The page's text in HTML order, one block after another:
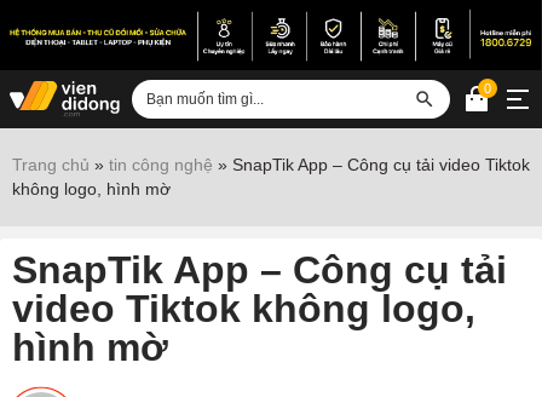
Sửa iPhone
Sửa Vertu
Sửa iPad
Sửa Macbook
0
Trang chủ » tin công nghệ » SnapTik App – Công cụ tải video Tiktok
không logo, hình mờ
SnapTik App – Công cụ tải
video Tiktok không logo,
hình mờ